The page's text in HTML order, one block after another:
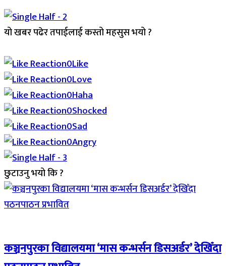
यो खबर पढेर तपाईलाई कस्तो महसुस भयो ?
0Like
0Love
0Haha
0Shocked
0Sad
0Angry
छुटाउनु भयो कि ?
कञ्चनपुरका विद्यालयमा ‘मास कन्भर्सन डिसअर्डर’ देखिँदा